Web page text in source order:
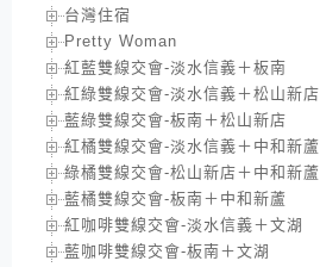
台灣住宿
Pretty Woman
紅藍雙線交會-淡水信義＋板南
紅綠雙線交會-淡水信義＋松山新店
藍綠雙線交會-板南＋松山新店
紅橘雙線交會-淡水信義＋中和新蘆
綠橘雙線交會-松山新店＋中和新蘆
藍橘雙線交會-板南＋中和新蘆
紅咖啡雙線交會-淡水信義＋文湖
藍咖啡雙線交會-板南＋文湖